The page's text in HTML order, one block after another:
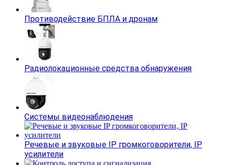
Противодействие БПЛА и дронам
Радиолокационные средства обнаружения
Системы видеонаблюдения
Речевые и звуковые IP громкоговорители, IP
усилители